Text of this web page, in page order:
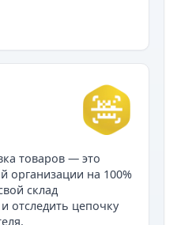
товаров — это
организации на 100%
склад
отследить цепочку